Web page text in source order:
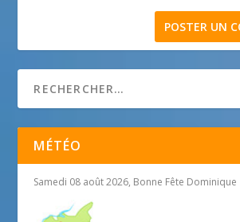
MÉTÉO
Samedi 08 août 2026, Bonne Fête Dominique